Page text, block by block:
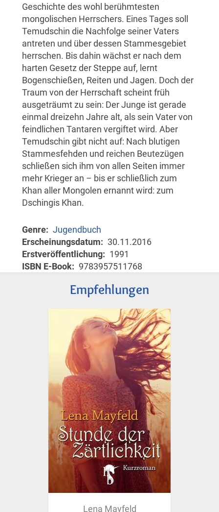
Geschichte des wohl berühmtesten
mongolischen Herrschers. Eines Tages soll
Temudschin die Nachfolge seiner Vaters
antreten und über dessen Stammesgebiet
herrschen. Bis dahin wächst er nach dem
harten Gesetz der Steppe auf, lernt
Bogenschießen, Reiten und Jagen. Doch der
Traum von der Herrschaft scheint früh
ausgeträumt zu sein: Der Junge ist gerade
einmal dreizehn Jahre alt, als sein Vater von
feindlichen Tantaren vergiftet wird. Aber
Temudschin gibt nicht auf: Nach blutigen
Stammesfehden und reichen Beutezügen
schließen sich ihm von allen Seiten immer
mehr Krieger an – bis er schließlich zum
Khan aller Mongolen ernannt wird: zum
Dschingis Khan.
Genre
Jugendbuch
Erscheinungsdatum
30.11.2016
Erstveröffentlichung
1991
ISBN E-Book
9783957511768
Empfehlungen
Lena Mayfeld